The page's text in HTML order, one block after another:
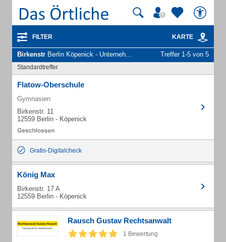
FILTER KARTE
Birkenstr Berlin Köpenick - Unternehmen und Personen Treffer 1-5 von 5
Standardtreffer
Flatow-Oberschule
Gymnasien
Birkenstr. 11
12559 Berlin - Köpenick
Gratis-Digitalcheck
König Max
Birkenstr. 17 A
12559 Berlin - Köpenick
Rausch Gustav Rechtsanwalt
1 Bewertung